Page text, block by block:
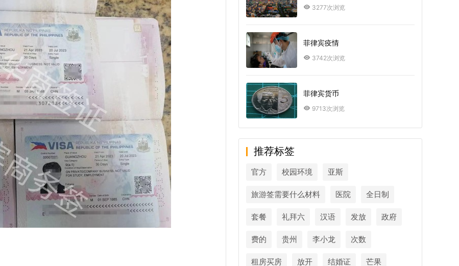
3277次浏览
菲律宾疫情
3742次浏览
菲律宾货币
9713次浏览
推荐标签
官方 校园环境 亚斯
旅游签需要什么材料 医院 全日制
套餐 礼拜六 汉语 发放 政府
费的 贵州 李小龙 次数
租房买房 放开 结婚证 芒果